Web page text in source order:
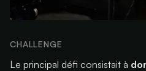
CHALLENGE
Le principal défi consistait à